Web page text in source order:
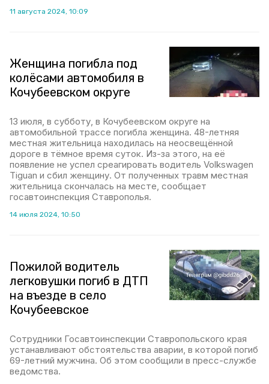
11 августа 2024, 10:09
Женщина погибла под
колёсами автомобиля в
Кочубеевском округе
13 июля, в субботу, в Кочубеевском округе на
автомобильной трассе погибла женщина. 48-летняя
местная жительница находилась на неосвещённой
дороге в тёмное время суток. Из-за этого, на её
появление не успел среагировать водитель Volkswagen
Tiguan и сбил женщину. От полученных травм местная
жительница скончалась на месте, сообщает
госавтоинспекция Ставрополья.
14 июля 2024, 10:50
Пожилой водитель
легковушки погиб в ДТП
на въезде в село
Кочубеевское
Сотрудники Госавтоинспекции Ставропольского края
устанавливают обстоятельства аварии, в которой погиб
69-летний мужчина. Об этом сообщили в пресс-службе
ведомства.